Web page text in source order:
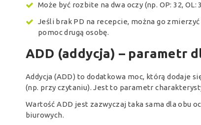
Może być rozbite na dwa oczy (np. OP: 32, OL:
Jeśli brak PD na recepcie, można go
pomoc drugą osobę.
ADD (addycja) – parametr
Addycja (ADD) to dodatkowa moc, którą dodaje
(np. przy czytaniu). Jest to parametr
Wartość ADD jest zazwyczaj taka sama dla obu
biurowych.